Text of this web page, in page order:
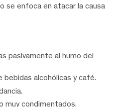
se enfoca en atacar la causa
pasivamente al humo del
bebidas alcohólicas y café.
muy condimentados.